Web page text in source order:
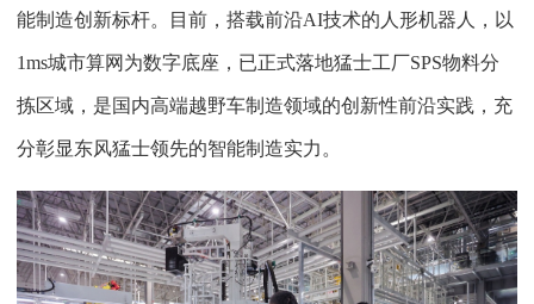
能制造创新标杆。目前，搭载前沿AI技术的人形机器人，以
1ms城市算网为数字底座，已正式落地猛士工厂SPS物料分
拣区域，是国内高端越野车制造领域的创新性前沿实践，充
分彰显东风猛士领先的智能制造实力。